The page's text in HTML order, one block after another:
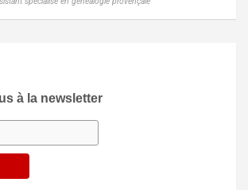
à la newsletter